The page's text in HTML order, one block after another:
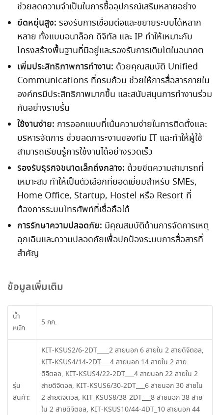
ช่วยลดความจำเป็นในการซื้ออุปกรณ์เสริมหลายอย่าง
ยืดหยุ่นสูง: รองรับการเชื่อมต่อและขยายระบบได้หลาก
หลาย ทั้งแบบอนาล็อก ดิจิทัล และ IP ทำให้เหมาะกับ
โครงสร้างพื้นฐานที่มีอยู่และรองรับการเติบโตในอนาคต
เพิ่มประสิทธิภาพการทำงาน: ด้วยคุณสมบัติ Unified
Communications ที่ครบถ้วน ช่วยให้การสื่อสารภายใน
องค์กรมีประสิทธิภาพมากขึ้น และสนับสนุนการทำงานร่วม
กันอย่างราบรื่น
ใช้งานง่าย: การออกแบบที่เน้นความง่ายในการติดตั้งและ
บริหารจัดการ ช่วยลดภาระงานของทีม IT และทำให้ผู้ใช้
สามารถเรียนรู้การใช้งานได้อย่างรวดเร็ว
รองรับธุรกิจขนาดเล็กถึงกลาง: ด้วยขีดความสามารถที่
เหมาะสม ทำให้เป็นตัวเลือกที่ยอดเยี่ยมสำหรับ SMEs,
Home Office, Startup, Hostel หรือ Resort ที่
ต้องการระบบโทรศัพท์ที่เชื่อถือได้
การรักษาความปลอดภัย: มีคุณสมบัติด้านการจัดการเหตุ
ฉุกเฉินและความปลอดภัยเพื่อปกป้องระบบการสื่อสารที่
สำคัญ
ข้อมูลเพิ่มเติม
น้ำ
หนัก
5 กก.
รุ่น
สินค้า:
KIT-KSUS2/6-2DT____2 สายนอก 6 สายใน 2 สายดิจิตอล,
KIT-KSUS4/14-2DT___4 สายนอก 14 สายใน 2 สาย
ดิจิตอล, KIT-KSUS4/22-2DT___4 สายนอก 22 สายใน 2
สายดิจิตอล, KIT-KSUS6/30-2DT___6 สายนอก 30 สายใน
2 สายดิจิตอล, KIT-KSUS8/38-2DT___8 สายนอก 38 สาย
ใน 2 สายดิจิตอล, KIT-KSUS10/44-4DT_10 สายนอก 44